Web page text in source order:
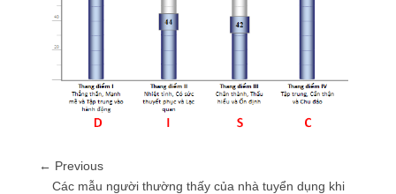
← Previous
Các mẫu người thường thấy của nhà tuyển dụng khi